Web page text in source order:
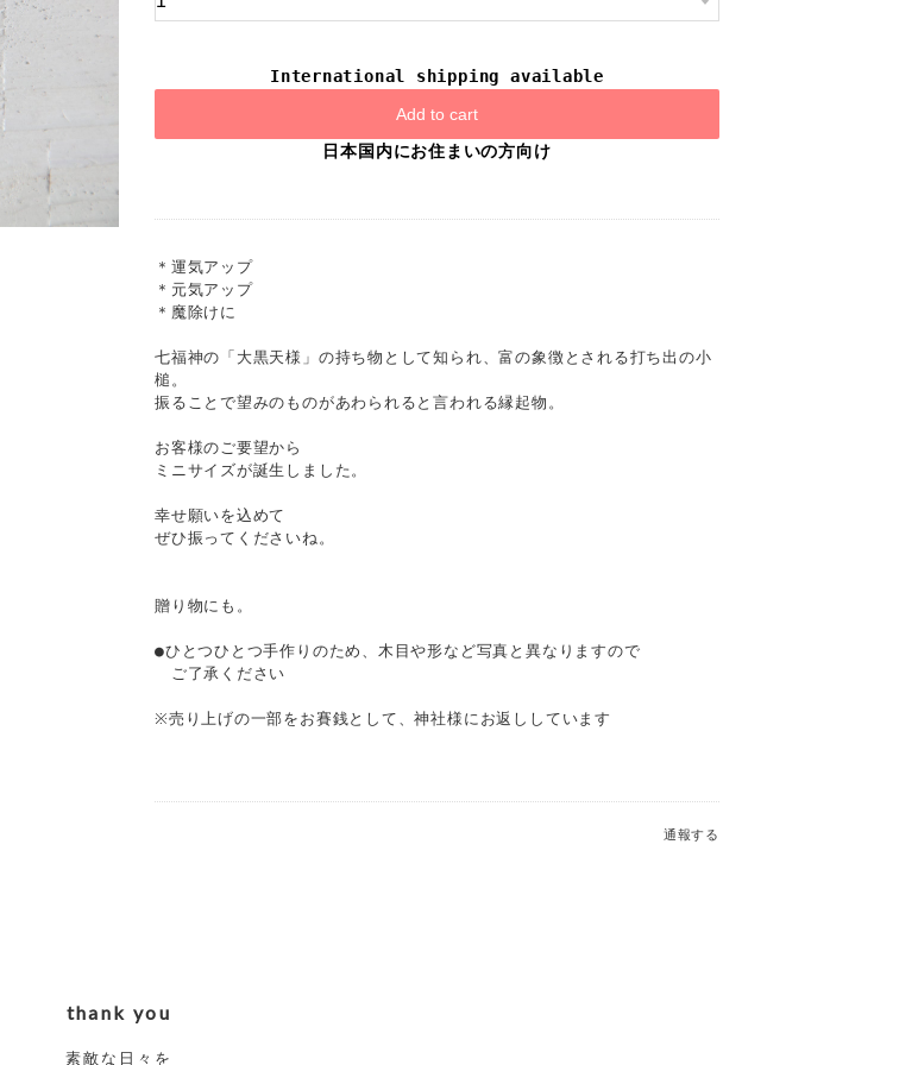
International shipping available
Add to cart
日本国内にお住まいの方向け
＊運気アップ
＊元気アップ
＊魔除けに
七福神の「大黒天様」の持ち物として知られ、富の象徴とされる打ち出の小
槌。
振ることで望みのものがあわられると言われる縁起物。
お客様のご要望から
ミニサイズが誕生しました。
幸せ願いを込めて
ぜひ振ってくださいね。
贈り物にも。
●ひとつひとつ手作りのため、木目や形など写真と異なりますので
ご了承ください
※売り上げの一部をお賽銭として、神社様にお返ししています
通報する
thank you
素敵な日々を